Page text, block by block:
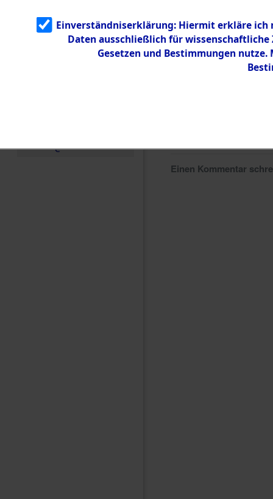
g
5.3.3
Todesmärsch
e
Einen Kommentar
Einverständniserklärung: Hiermit erkläre ich
Daten ausschließlich für
Gesetzen und Bestimmungen